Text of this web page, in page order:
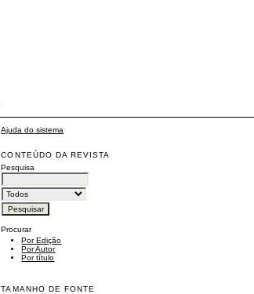
Ajuda do sistema
CONTEÚDO DA REVISTA
Pesquisa
Procurar
Por Edição
Por Autor
Por título
TAMANHO DE FONTE